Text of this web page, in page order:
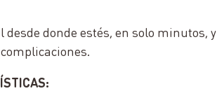
donde estés, en solo minutos, y